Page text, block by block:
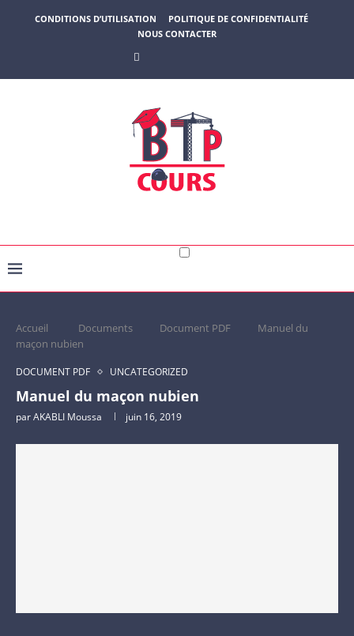
CONDITIONS D’UTILISATION
POLITIQUE DE CONFIDENTIALITÉ
NOUS CONTACTER
Accueil Documents Document PDF
Manuel du
maçon nubien
DOCUMENT PDF UNCATEGORIZED
Manuel du maçon nubien
parAKABLI Moussa juin 16, 2019